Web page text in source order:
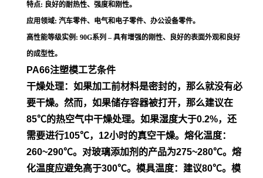
特点: 良好的耐热性、强度和刚性。
应用领域: 汽车零件、电气和电子零件、办公设备零件。
高性能等级实例: 90G系列 – 具有增强的刚性、良好的表面外观和良好
的成型性。
PA66注塑模工艺条件
干燥处理：如果加工前材料是密封的，那么就没有必
要干燥。然而，如果储存容器被打开，那么建议在
85℃的热空气中干燥处理。如果湿度大于0.2%，还
需要进行105℃，12小时的真空干燥。 熔化温度：
260~290℃。对玻璃添加剂的产品为275~280℃。熔
化温度应避免高于300℃。模具温度：建议80℃。模